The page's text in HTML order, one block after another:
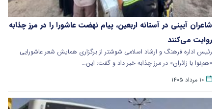
شاعران آیینی در آستانه اربعین، پیام نهضت عاشورا را در مرز چذابه
روایت می‌کنند
رئیس اداره فرهنگ و ارشاد اسلامی شوشتر از برگزاری همایش شعر عاشورایی
«هم‌نوا با زائران» در مرز چذابه خبر داد و گفت: این…
۱۰ مرداد ۱۴۰۵